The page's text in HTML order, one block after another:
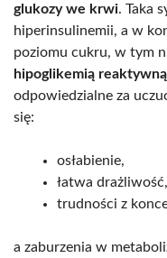
glukozy we krwi. Taka
hiperinsulinemii, a w
poziomu cukru, w tym
hipoglikemią reaktywną
odpowiedzialne za
się:
osłabienie,
łatwa drażliwość,
trudności z
a zaburzenia w